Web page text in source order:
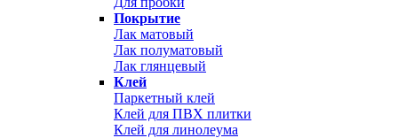
Покрытие
Лак матовый
Лак полуматовый
Лак глянцевый
Клей
Паркетный клей
Клей для ПВХ плитки
Клей для линолеума